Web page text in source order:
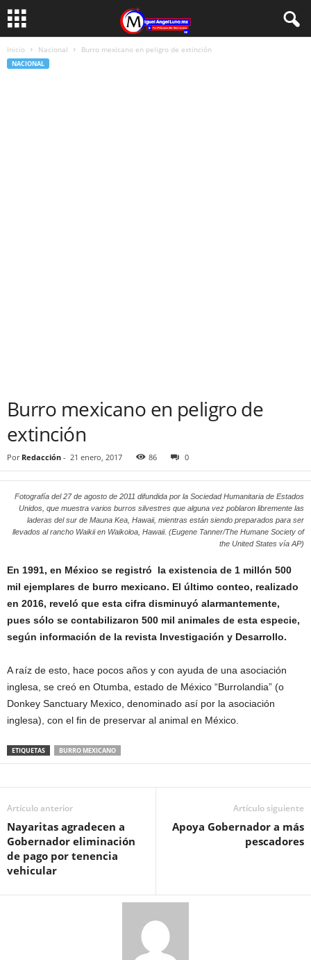
Inicio Nacional Burro mexicano en peligro de extinción
NACIONAL
Burro mexicano en peligro de
extinción
Por Redacción - 21 enero, 2017 86 0
Fotografía del 27 de agosto de 2011 difundida por la Sociedad Humanitaria de Estados
Unidos, que muestra varios burros silvestres que alguna vez poblaron libremente las
laderas del sur de Mauna Kea, Hawaii, mientras están siendo preparados para ser
llevados al rancho Waikii en Waikoloa, Hawaii. (Eugene Tanner/The Humane Society of
the United States vía AP)
En 1991, en México se registró la existencia de 1 millón 500
mil ejemplares de burro mexicano. El último conteo, realizado
en 2016, reveló que esta cifra disminuyó alarmantemente,
pues sólo se contabilizaron 500 mil animales de esta especie,
según información de la revista Investigación y Desarrollo.
A raíz de esto, hace pocos años y con ayuda de una asociación
inglesa, se creó en Otumba, estado de México “Burrolandia” (o
Donkey Sanctuary Mexico, denominado así por la asociación
inglesa), con el fin de preservar al animal en México.
ETIQUETAS BURRO MEXICANO
Artículo anterior
Nayaritas agradecen a
Gobernador eliminación
de pago por tenencia
vehicular
Artículo siguiente
Apoya Gobernador a más
pescadores